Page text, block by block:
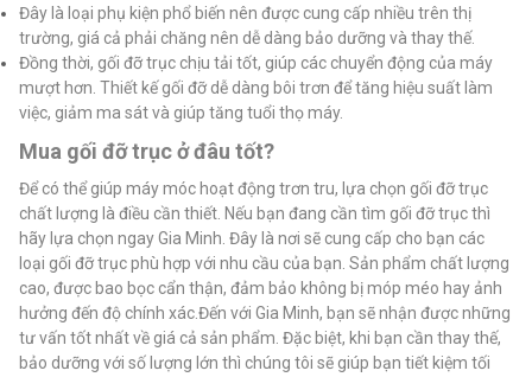
Đây là loại phụ kiện phổ biến nên được cung cấp nhiều trên thị
trường, giá cả phải chăng nên dễ dàng bảo dưỡng và thay thế.
Đồng thời, gối đỡ trục chịu tải tốt, giúp các chuyển động của máy
mượt hơn. Thiết kế gối đỡ dễ dàng bôi trơn để tăng hiệu suất làm
việc, giảm ma sát và giúp tăng tuổi thọ máy.
Mua gối đỡ trục ở đâu tốt?
Để có thể giúp máy móc hoạt động trơn tru, lựa chọn gối đỡ trục
chất lượng là điều cần thiết. Nếu bạn đang cần tìm gối đỡ trục thì
hãy lựa chọn ngay Gia Minh. Đây là nơi sẽ cung cấp cho bạn các
loại gối đỡ trục phù hợp với nhu cầu của bạn. Sản phẩm chất lượng
cao, được bao bọc cẩn thận, đảm bảo không bị móp méo hay ảnh
hưởng đến độ chính xác.Đến với Gia Minh, bạn sẽ nhận được những
tư vấn tốt nhất về giá cả sản phẩm. Đặc biệt, khi bạn cần thay thế,
bảo dưỡng với số lượng lớn thì chúng tôi sẽ giúp bạn tiết kiệm tối